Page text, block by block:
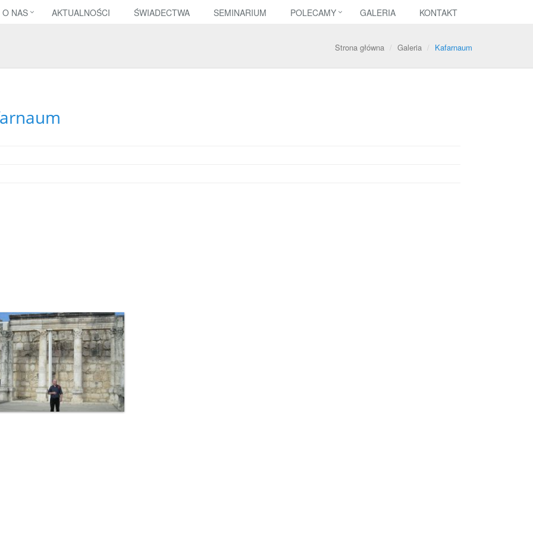
O NAS AKTUALNOŚCI ŚWIADECTWA SEMINARIUM POLECAMY GALERIA KONTAKT
Strona główna Galeria Kafarnaum